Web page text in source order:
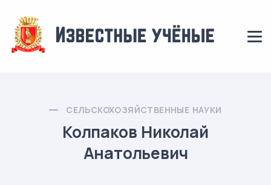
СЕЛЬСКОХОЗЯЙСТВЕННЫЕ НАУКИ
Колпаков Николай
Анатольевич